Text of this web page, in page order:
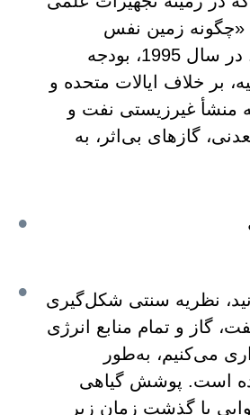
«چگونه زمین نفس
می‌کشد» را فهمید. در سال 1995، بودجه
بر خلاف ایالات متحده و
منشأ غیرزیستی نفت و
گازهای بی‌اثر، به
نظریه سنتی شکل‌گیری
گاز و تمام منابع انرژی
می‌کنیم، به‌طور
است. پوشش گیاهی
با گذشت زمان زیر